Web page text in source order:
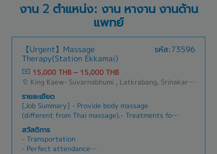
งาน 2 ตำแหน่ง: งาน หางาน งานด้าน
แพทย์
【Urgent】Massage
Therapy(Station Ekkamai)
รหัส:73596
15,000 THB ~ 15,000 THB
King Kaew- Suvarnabhumi , Latkrabang, Srinakarin - Pattanakarn - Pravet, Bangna, All Airport Link Lines, Ramkhamhaeng/Bangkapi/Bueng Kum, Khlong Sam Wa, Khan Na Yao, Saphan Sung, Min Buri, Nong Chok, Suan Luang
รายละเอียด
[Job Summary] - Provide body massage
(different from Thai massage).- Treatments for
body discomfort and balance. - Includes
stretching, head massage, aromatherapy, oil
สวัสดิการ
- Transportation
- Perfect attendance